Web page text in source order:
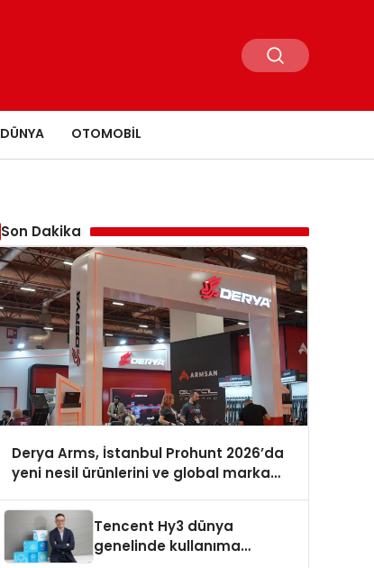
DÜNYA OTOMOBIL
Son Dakika
Derya Arms, İstanbul Prohunt 2026’da
yeni nesil ürünlerini ve global marka
Tencent Hy3 dünya
genelinde kullanıma